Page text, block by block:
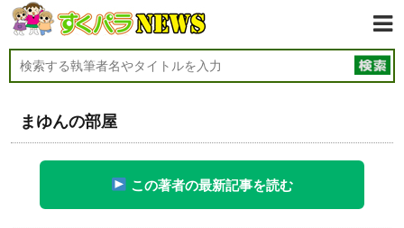
まゆんの部屋
この著者の最新記事を読む